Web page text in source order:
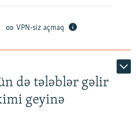
VPN-siz açmaq
də tələblər gəlir
geyinə